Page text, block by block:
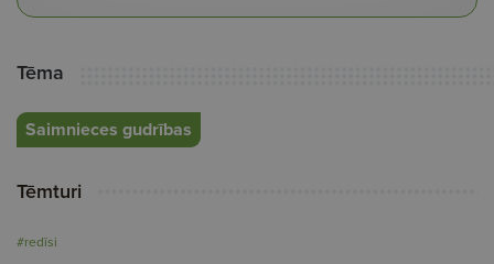
Tēma
Saimnieces gudrības
Tēmturi
#redīsi